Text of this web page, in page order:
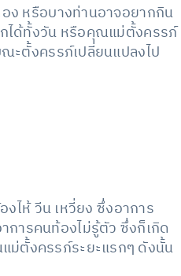
ง หรือบางท่านอาจอยากกิน
ได้ทั้งวัน หรือคุณแม่ตั้งครรภ์
ะตั้งครรภ์เปลี่ยนแปลงไป
ไห้ วีน เหวี่ยง ซึ่งอาการ
การคนท้องไม่รู้ตัว ซึ่งก็เกิด
ม่ตั้งครรภ์ระยะแรกๆ ดังนั้น